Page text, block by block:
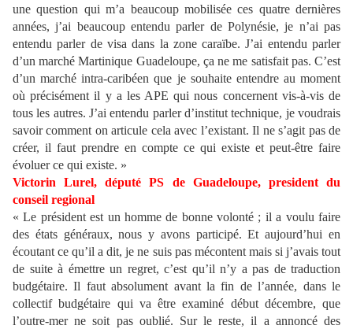
une question qui m’a beaucoup mobilisée ces quatre dernières
années, j’ai beaucoup entendu parler de Polynésie, je n’ai pas
entendu parler de visa dans la zone caraïbe. J’ai entendu parler
d’un marché Martinique Guadeloupe, ça ne me satisfait pas. C’est
d’un marché intra-caribéen que je souhaite entendre au moment
où précisément il y a les APE qui nous concernent vis-à-vis de
tous les autres. J’ai entendu parler d’institut technique, je voudrais
savoir comment on articule cela avec l’existant. Il ne s’agit pas de
créer, il faut prendre en compte ce qui existe et peut-être faire
évoluer ce qui existe. »
Victorin Lurel, député PS de Guadeloupe, president du
conseil regional
« Le président est un homme de bonne volonté ; il a voulu faire
des états généraux, nous y avons participé. Et aujourd’hui en
écoutant ce qu’il a dit, je ne suis pas mécontent mais si j’avais tout
de suite à émettre un regret, c’est qu’il n’y a pas de traduction
budgétaire. Il faut absolument avant la fin de l’année, dans le
collectif budgétaire qui va être examiné début décembre, que
l’outre-mer ne soit pas oublié. Sur le reste, il a annoncé des